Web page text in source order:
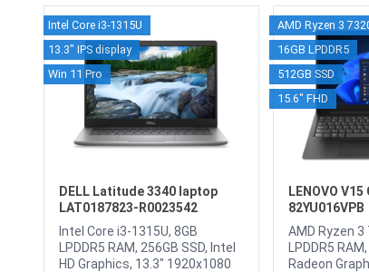
Intel Core i3-1315U
13.3" IPS display
Win 11 Pro
DELL Latitude 3340 laptop
LAT0187823-R0023542
Intel Core i3-1315U, 8GB
LPDDR5 RAM, 256GB SSD, Intel
HD Graphics, 13.3" 1920x1080
AMD Ryzen 3
16GB LPDDR5
512GB SSD
15.6" FHD
LENOVO
82YU016VPB
AMD Ryzen 3
LPDDR5
Radeon